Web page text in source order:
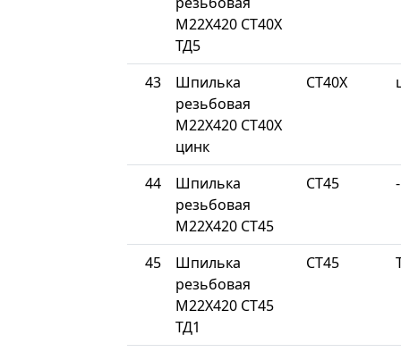
М22Х420 СТ40Х
ТД5
43
Шпилька
резьбовая
М22Х420 СТ40Х
цинк
СТ40Х
44
Шпилька
резьбовая
М22Х420 СТ45
СТ45 -
45
Шпилька
резьбовая
М22Х420 СТ45
ТД1
СТ45